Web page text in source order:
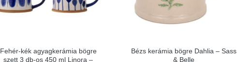
Fehér-kék agyagkerámia bögre
szett 3 db-os 450 ml Linora –
Bézs kerámia bögre Dahlia – Sass
& Belle